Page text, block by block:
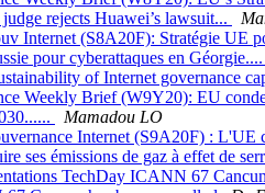
rejects Huawei’s lawsuit...
Internet (S8A20F): Stratégie UE
pour cyberattaques en Géorgie....
of Internet governance
Weekly Brief (W9Y20): EU
Mamadou LO
Internet (S9A20F) : L'UE
ses émissions de gaz à effet de
TechDay ICANN 67